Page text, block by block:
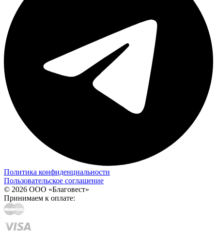
Политика конфиденциальности
Пользовательское соглашение
© 2026 ООО «Благовест»
Принимаем к оплате: